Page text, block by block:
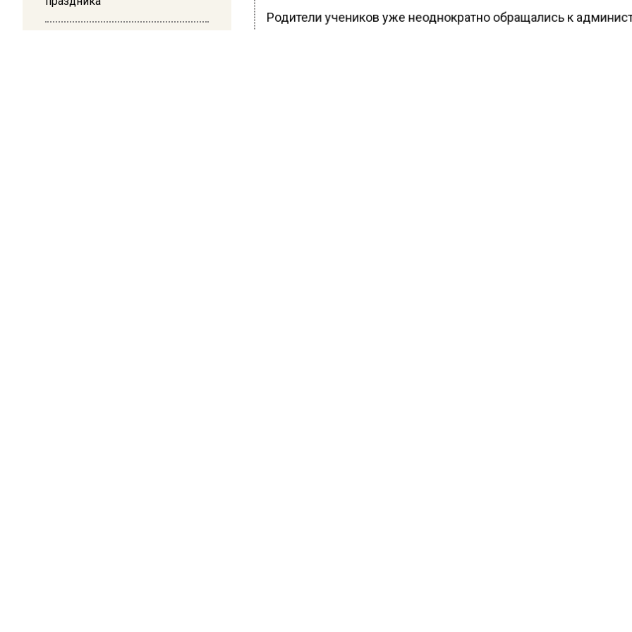
Родители учеников уже неоднократно обращались к